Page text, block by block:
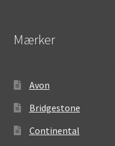
Mærker
Avon
Bridgestone
Continental